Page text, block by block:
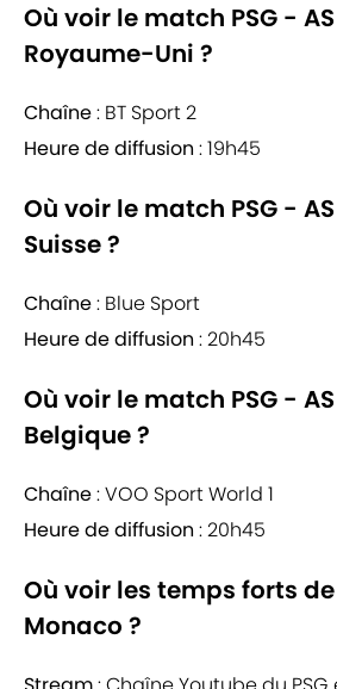
Où voir le match PSG -
Royaume-Uni ?
Chaîne: BT Sport 2
Heure de diffusion : 19h45
Où voir le match PSG -
Suisse ?
Chaîne: Blue Sport
Heure de diffusion : 20h45
Où voir le match PSG -
Belgique ?
Chaîne: VOO Sport World 1
Heure de diffusion : 20h45
Où voir les temps forts de
Monaco ?